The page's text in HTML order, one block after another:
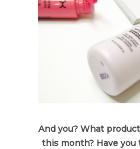
And you? What
this month? Have you